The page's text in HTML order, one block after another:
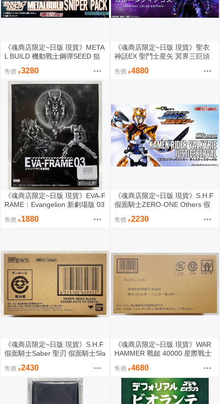
《魂商店限定~日版 現貨》META
L BUILD 機動戰士鋼彈SEED 狙
（全新未拆封）
售價 3280
《魂商店限定~日版 現貨》聖衣
神話EX 聖鬥士星矢 冥界三巨頭
（全新未拆封）
售價 4880
《魂商店限定~日版 現貨》EVA-F
RAME：Evangelion 新劇場版 03
售價 1880
《魂商店限定~日版 現貨》S.H.F
假面騎士ZERO-ONE Others 假
e Justice Serval 正義劍齒虎 SHF
售價 2230
《魂商店限定~日版 現貨》S.H.F
假面騎士Saber 聖刃 假面騎士Sla
賽爾納茲＆格蕾特爾 SHF（全新
未拆封）
售價 2430
《魂商店限定~日版 現貨》WAR
HAMMER 戰鎚 40000 星際戰士
TERCESSOR 第4彈（全新未拆
封）
售價 4680